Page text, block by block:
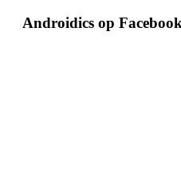
Androidics op Facebook